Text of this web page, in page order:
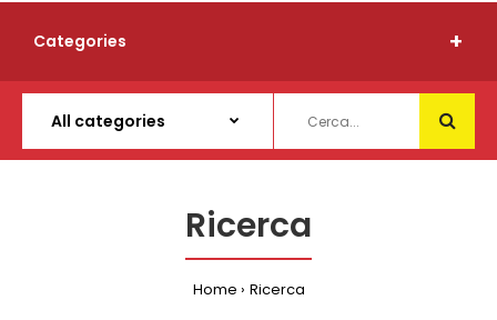
Categories
Ricerca
Home Ricerca